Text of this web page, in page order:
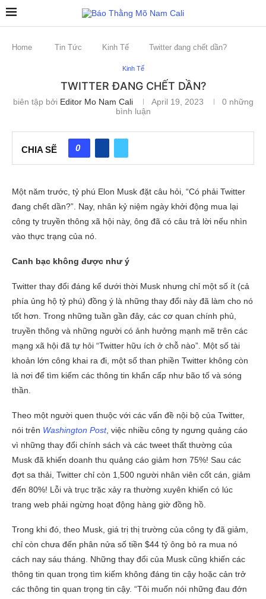
Home Tin Tức Kinh Tế Twitter đang chết dần?
Kinh Tế
TWITTER ĐANG CHẾT DẦN?
biên tập bởi Editor Mo Nam Cali April 19, 2023
0 những
bình luận
CHIA SẼ 0
Một năm trước, tỷ phú Elon Musk đặt câu hỏi, “Có phải Twitter
đang chết dần?”. Nay, nhân kỷ niệm ngày khởi động mua lại
công ty truyền thông xã hội này, ông đã có câu trả lời nếu nhìn
vào thực trạng của nó.
Canh bạc không được như ý
Twitter thay đổi đáng kể dưới thời Musk nhưng chỉ một số ít (cả
phía ủng hộ tỷ phú) đồng ý là những thay đổi này đã làm cho nó
tốt hơn. Trong những tuần gần đây, các cơ quan chính phủ,
truyền thông và những người có ảnh hưởng mạnh mẽ trên các
mạng xã hội đã tự hỏi “Twitter hữu ích ở chỗ nào”. Một số tài
khoản lớn công khai ra đi, một số than phiền Twitter không còn
là nơi để tìm kiếm các thông tin khẩn cấp như bão tố và sóng
thần.
Theo một người quen thuộc với các vấn đề nội bộ của Twitter,
nói trên Washington Post, việc nhiều công ty ngưng quảng cáo
vì những thay đổi chính sách và các tweet thất thường của
Musk đã khiến doanh thu quảng cáo giảm hơn 75%! Sau các
đợt sa thải, Twitter chỉ còn 1,500 người nhân viên cốt cán, giảm
đến 80%! Lỗi và trục trặc xảy ra thường xuyên khiến có lúc
trang web phải ngừng hoạt động hàng giờ đồng hồ.
Trong khi đó, theo Musk, giá trị thị trường của công ty đã giảm,
chỉ còn chưa đến phân nửa số tiền $44 tỷ ông bỏ ra mua nó
cách nay sáu tháng. Những thay đổi của Musk cũng khiến các
thông tin quan trọng tìm kiếm không đáng tin cậy hoặc cản trở
các thông tin quan trọng tin cậy. “Tôi muốn nói những đau đớn